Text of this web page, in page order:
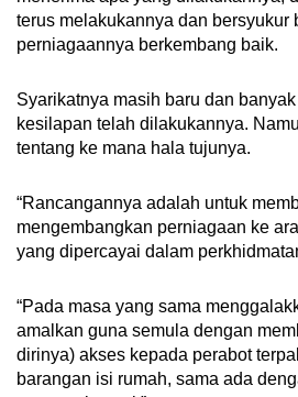
terus melakukannya dan bersyukur
perniagaannya berkembang baik.
Syarikatnya masih baru dan
kesilapan telah dilakukannya.
tentang ke mana hala tujunya.
“Rancangannya adalah untuk
mengembangkan perniagaan ke
yang dipercayai dalam
“Pada masa yang sama
amalkan guna semula dengan
dirinya) akses kepada perabot
barangan isi rumah, sama ada